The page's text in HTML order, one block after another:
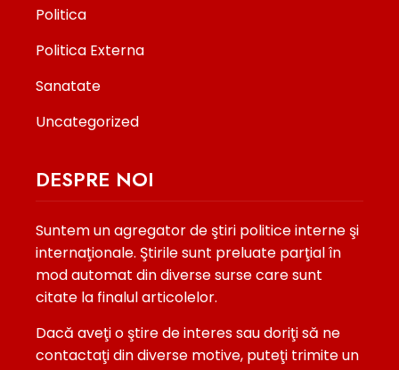
Politica
Politica Externa
Sanatate
Uncategorized
DESPRE NOI
Suntem un agregator de ştiri politice interne şi
internaţionale. Ştirile sunt preluate parţial în
mod automat din diverse surse care sunt
citate la finalul articolelor.
Dacă aveţi o ştire de interes sau doriţi să ne
contactaţi din diverse motive, puteţi trimite un